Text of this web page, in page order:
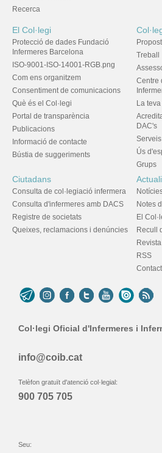
Recerca
El Col·legi
Protecció de dades Fundació
Infermeres Barcelona
ISO-9001-ISO-14001-RGB.png
Com ens organitzem
Consentiment de comunicacions
Què és el Col·legi
Portal de transparència
Publicacions
Informació de contacte
Bústia de suggeriments
Treball
Centre
La
DAC's
Ús
Grups
Ciutadans
Consulta de col·legiació infermera
Consulta d'infermeres amb DACS
Registre de societats
Queixes, reclamacions i denúncies
Notes
El
Recull
RSS
Col·legi Oficial d'Infermeres i
info@coib.cat
Telèfon gratuït d'atenció col·legial:
900 705 705
Seu: